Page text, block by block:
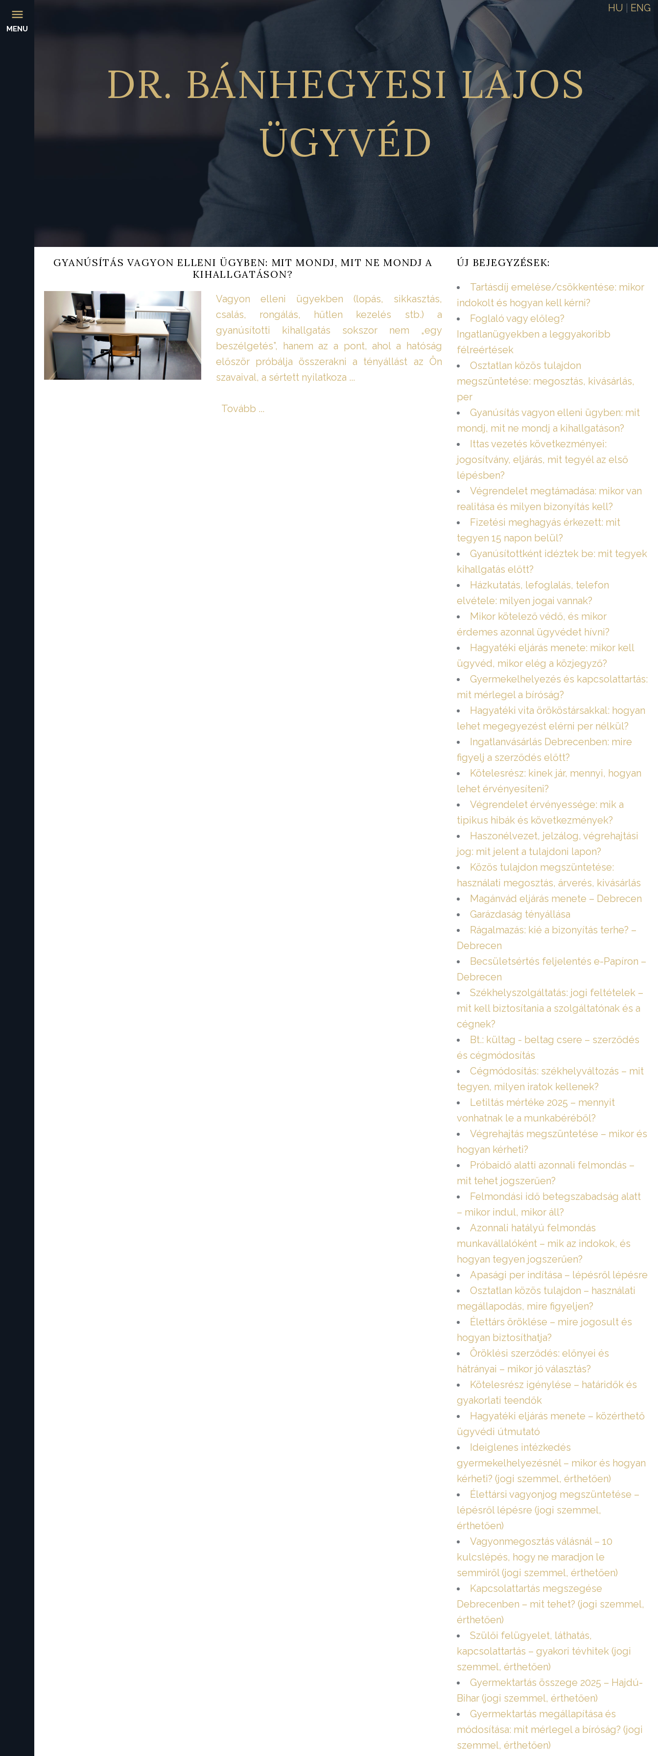
MENU
HU ENG
DR. BÁNHEGYESI LAJOS
ÜGYVÉD
GYANÚSÍTÁS VAGYON ELLENI ÜGYBEN: MIT MONDJ, MIT NE MONDJ A
KIHALLGATÁSON?
Vagyon elleni ügyekben (lopás, sikkasztás,
csalás, rongálás, hűtlen kezelés stb.) a
gyanúsítotti kihallgatás sokszor nem „egy
beszélgetés”, hanem az a pont, ahol a hatóság
először próbálja összerakni a tényállást az Ön
szavaival, a sértett nyilatkoza ...
Tovább ...
ÚJ BEJEGYZÉSEK:
Tartásdíj emelése/csökkentése: mikor
indokolt és hogyan kell kérni?
Foglaló vagy előleg?
Ingatlanügyekben a leggyakoribb
félreértések
Osztatlan közös tulajdon
megszüntetése: megosztás, kivásárlás,
per
Gyanúsítás vagyon elleni ügyben: mit
mondj, mit ne mondj a kihallgatáson?
Ittas vezetés következményei:
jogosítvány, eljárás, mit tegyél az első
lépésben?
Végrendelet megtámadása: mikor van
realitása és milyen bizonyítás kell?
Fizetési meghagyás érkezett: mit
tegyen 15 napon belül?
Gyanúsítottként idéztek be: mit tegyek
kihallgatás előtt?
Házkutatás, lefoglalás, telefon
elvétele: milyen jogai vannak?
Mikor kötelező védő, és mikor
érdemes azonnal ügyvédet hívni?
Hagyatéki eljárás menete: mikor kell
ügyvéd, mikor elég a közjegyző?
Gyermekelhelyezés és kapcsolattartás:
mit mérlegel a bíróság?
Hagyatéki vita örököstársakkal: hogyan
lehet megegyezést elérni per nélkül?
Ingatlanvásárlás Debrecenben: mire
figyelj a szerződés előtt?
Kötelesrész: kinek jár, mennyi, hogyan
lehet érvényesíteni?
Végrendelet érvényessége: mik a
tipikus hibák és következmények?
Haszonélvezet, jelzálog, végrehajtási
jog: mit jelent a tulajdoni lapon?
Közös tulajdon megszüntetése:
használati megosztás, árverés, kivásárlás
Magánvád eljárás menete – Debrecen
Garázdaság tényállása
Rágalmazás: kié a bizonyítás terhe? –
Debrecen
Becsületsértés feljelentés e-Papíron –
Debrecen
Székhelyszolgáltatás: jogi feltételek –
mit kell biztosítania a szolgáltatónak és a
cégnek?
Bt.: kültag - beltag csere – szerződés
és cégmódosítás
Cégmódosítás: székhelyváltozás – mit
tegyen, milyen iratok kellenek?
Letiltás mértéke 2025 – mennyit
vonhatnak le a munkabéréből?
Végrehajtás megszüntetése – mikor és
hogyan kérheti?
Próbaidő alatti azonnali felmondás –
mit tehet jogszerűen?
Felmondási idő betegszabadság alatt
– mikor indul, mikor áll?
Azonnali hatályú felmondás
munkavállalóként – mik az indokok, és
hogyan tegyen jogszerűen?
Apasági per indítása – lépésről lépésre
Osztatlan közös tulajdon – használati
megállapodás, mire figyeljen?
Élettárs öröklése – mire jogosult és
hogyan biztosíthatja?
Öröklési szerződés: előnyei és
hátrányai – mikor jó választás?
Kötelesrész igénylése – határidők és
gyakorlati teendők
Hagyatéki eljárás menete – közérthető
ügyvédi útmutató
Ideiglenes intézkedés
gyermekelhelyezésnél – mikor és hogyan
kérheti? (jogi szemmel, érthetően)
Élettársi vagyonjog megszüntetése –
lépésről lépésre (jogi szemmel,
érthetően)
Vagyonmegosztás válásnál – 10
kulcslépés, hogy ne maradjon le
semmiről (jogi szemmel, érthetően)
Kapcsolattartás megszegése
Debrecenben – mit tehet? (jogi szemmel,
érthetően)
Szülői felügyelet, láthatás,
kapcsolattartás – gyakori tévhitek (jogi
szemmel, érthetően)
Gyermektartás összege 2025 – Hajdú-
Bihar (jogi szemmel, érthetően)
Gyermektartás megállapítása és
módosítása: mit mérlegel a bíróság? (jogi
szemmel, érthetően)